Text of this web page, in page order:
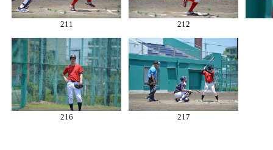
211 212
216 217